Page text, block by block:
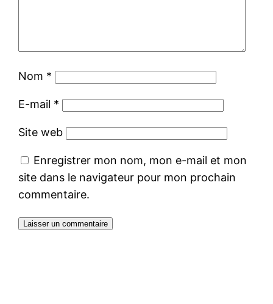
Nom *
E-mail *
Site web
Enregistrer mon nom, mon e-mail et mon
site dans le navigateur pour mon prochain
commentaire.